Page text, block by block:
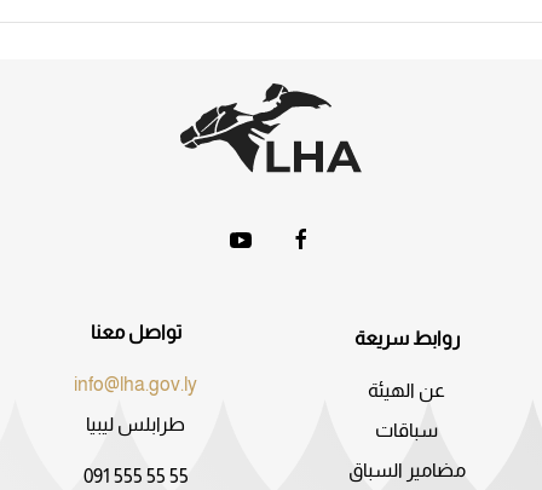
روابط سريعة
عن الهيئة
سباقات
مضامير السباق
تواصل معنا
info@lha.gov.ly
طرابلس ليبيا
091 555 55 55